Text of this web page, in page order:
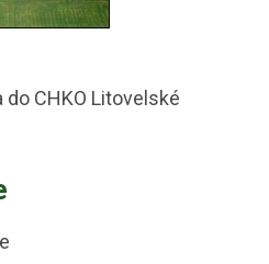
CHKO Litovelské